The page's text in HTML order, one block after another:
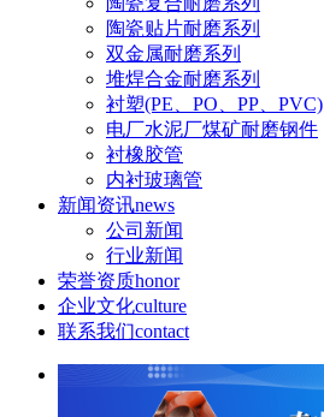
陶瓷贴片耐磨系列
双金属耐磨系列
堆焊合金耐磨系列
衬塑(PE、PO、PP、PVC)
电厂水泥厂煤矿耐磨钢件
衬橡胶管
内衬玻璃管
新闻资讯news
公司新闻
行业新闻
荣誉资质honor
企业文化culture
联系我们contact